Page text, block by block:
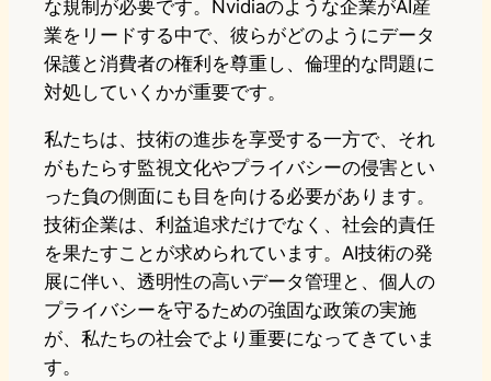
な規制が必要です。Nvidiaのような企業がAI産
業をリードする中で、彼らがどのようにデータ
保護と消費者の権利を尊重し、倫理的な問題に
対処していくかが重要です。
私たちは、技術の進歩を享受する一方で、それ
がもたらす監視文化やプライバシーの侵害とい
った負の側面にも目を向ける必要があります。
技術企業は、利益追求だけでなく、社会的責任
を果たすことが求められています。AI技術の発
展に伴い、透明性の高いデータ管理と、個人の
プライバシーを守るための強固な政策の実施
が、私たちの社会でより重要になってきていま
す。